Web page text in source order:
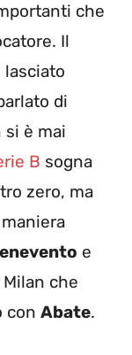
che
Il
lasciato
di
si è mai
B sogna
zero, ma
e
che
con Abate.